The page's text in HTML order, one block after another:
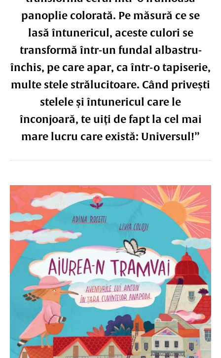
panoplie colorată. Pe măsură ce se
lasă întunericul, aceste culori se
transformă într-un fundal albastru-
închis, pe care apar, ca într-o tapiserie,
multe stele strălucitoare. Când privești
stelele și întunericul care le
înconjoară, te uiți de fapt la cel mai
mare lucru care există: Universul!”